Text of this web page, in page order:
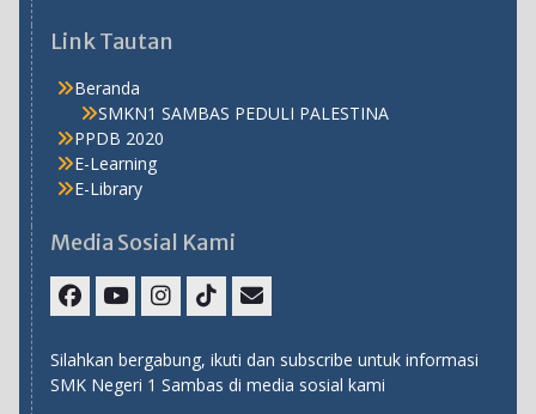
Link Tautan
Beranda
SMKN1 SAMBAS PEDULI PALESTINA
PPDB 2020
E-Learning
E-Library
Media Sosial Kami
Silahkan bergabung, ikuti dan subscribe untuk informasi
SMK Negeri 1 Sambas di media sosial kami